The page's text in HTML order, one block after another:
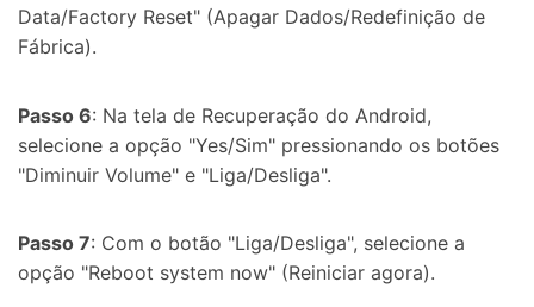
Data/Factory Reset" (Apagar Dados/Redefinição de
Fábrica).
Passo 6: Na tela de Recuperação do Android,
selecione a opção "Yes/Sim" pressionando os botões
"Diminuir Volume" e "Liga/Desliga".
Passo 7: Com o botão "Liga/Desliga", selecione a
opção "Reboot system now" (Reiniciar agora).